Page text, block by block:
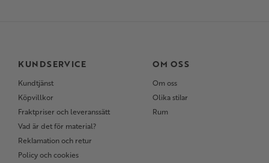
KUNDSERVICE
Kundtjänst
Köpvillkor
Fraktpriser och leveranssätt
Vad är det för material?
Reklamation och retur
Policy och cookies
OM OSS
Om oss
Olika stilar
Rum